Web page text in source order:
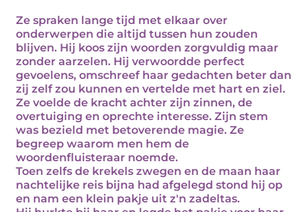
Ze spraken lange tijd met elkaar over
onderwerpen die altijd tussen hun zouden
blijven. Hij koos zijn woorden zorgvuldig maar
zonder aarzelen. Hij verwoordde perfect
gevoelens, omschreef haar gedachten beter dan
zij zelf zou kunnen en vertelde met hart en ziel.
Ze voelde de kracht achter zijn zinnen, de
overtuiging en oprechte interesse. Zijn stem
was bezield met betoverende magie. Ze
begreep waarom men hem de
woordenfluisteraar noemde.
Toen zelfs de krekels zwegen en de maan haar
nachtelijke reis bijna had afgelegd stond hij op
en nam een klein pakje uit z'n zadeltas.